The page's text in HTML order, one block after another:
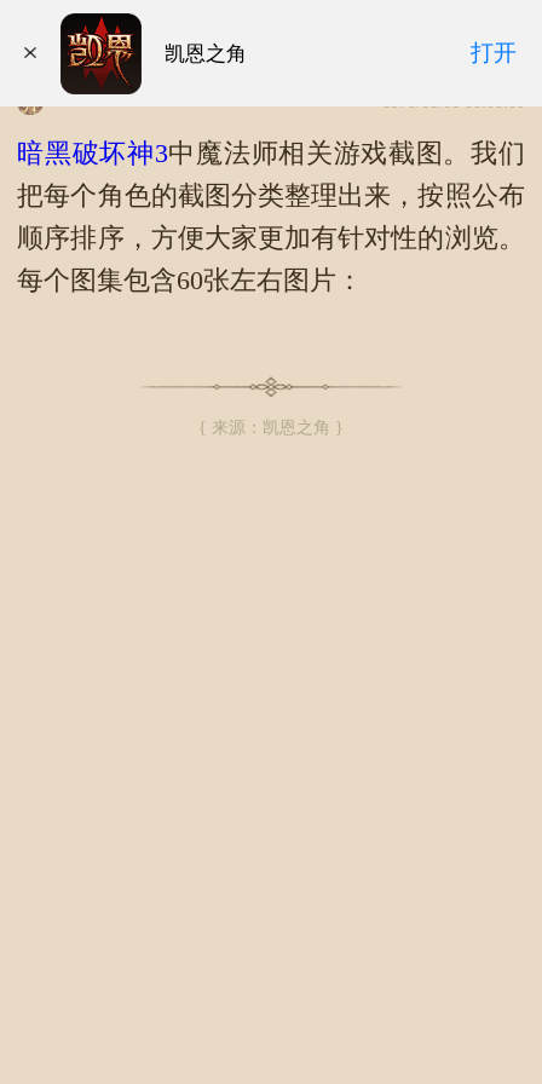
凯恩之角 打开
魔法师游戏截图
暗黑破坏神3中魔法师相关游戏截图。我们
把每个角色的截图分类整理出来，按照公布
顺序排序，方便大家更加有针对性的浏览。
每个图集包含60张左右图片：
{ 来源：凯恩之角 }